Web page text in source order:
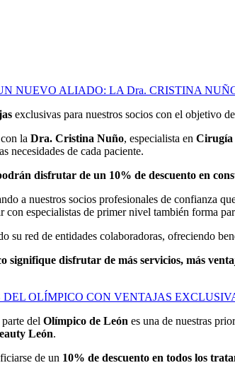
NUEVO ALIADO: LA Dra. CRISTINA
exclusivas para nuestros socios con el objetivo
la Dra. Cristina Nuño, especialista en Cirugía
necesidades de cada paciente.
disfrutar de un 10% de descuento en
a nuestros socios profesionales de confianza
especialistas de primer nivel también forma
su red de entidades colaboradoras, ofreciendo
signifique disfrutar de más servicios, más
OLÍMPICO CON VENTAJAS
del Olímpico de León es una de nuestras
León.
de un 10% de descuento en todos los